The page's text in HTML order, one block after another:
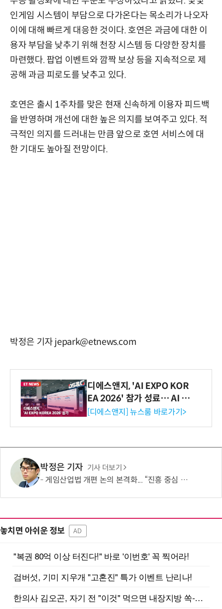
인게임 시스템이 부담으로 다가온다는 목소리가 나오자
이에 대해 빠르게 대응한 것이다. 호연은 과금에 대한 이
용자 부담을 낮추기 위해 천장 시스템 등 다양한 장치를
마련했다. 팝업 이벤트와 깜짝 보상 등을 지속적으로 제
공해 과금 피로도를 낮추고 있다.
호연은 출시 1주차를 맞은 현재 신속하게 이용자 피드백
을 반영하며 개선에 대한 높은 의지를 보여주고 있다. 적
극적인 의지를 드러내는 만큼 앞으로 호연 서비스에 대
한 기대도 높아질 전망이다.
박정은 기자 jepark@etnews.com
디에스앤지, 'AI EXPO KOR
EA 2026' 참가 성료… AI 전
생애주기 아우르는 통합 솔루
[디에스앤지] 뉴스룸 바로가기>
박정은 기자 기사 더보기
게임산업법 개편 논의 본격화... “진흥 중심 전환 속 세부 보완 필요”
놓치면 아쉬운 정보 AD